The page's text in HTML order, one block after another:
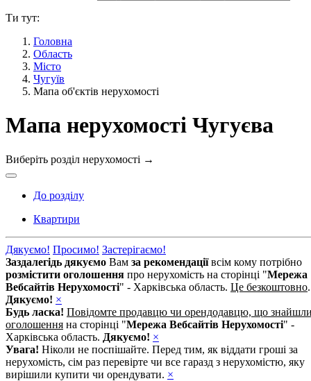
Ти тут:
Головна
Область
Місто
Чугуїв
Мапа об'єктів нерухомості
Мапа нерухомості Чугуєва
Виберіть розділ нерухомості →
До розділу
Квартири
Дякуємо! Просимо! Застерігаємо!
Заздалегідь дякуємо Вам за рекомендаціївсім кому потрібно
розмістити оголошення про нерухомість на сторінці "Мережа
Вебсайтів Нерухомості" - Харківська область. Це безкоштовно.
Дякуємо! ×
Будь ласка! Повідомте продавцю чи орендодавцю, що
оголошення на сторінці "Мережа Вебсайтів Нерухомості" -
Харківська область. Дякуємо! ×
Увага! Ніколи не поспішайте. Перед тим, як віддати гроші за
нерухомість, сім раз перевірте чи все гаразд з нерухомістю, яку
вирішили купити чи орендувати. ×